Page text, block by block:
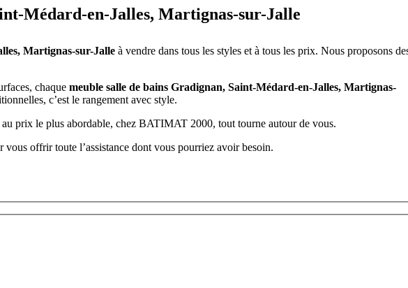
Médard-en-Jalles, Martignas-sur-Jalle
Martignas-sur-Jalle à vendre dans tous les styles et à tous les prix. Nous proposons
chaque meuble salle de bains Gradignan, Saint-Médard-en-Jalles, Martignas-
c’est le rangement avec style.
au prix le plus abordable, chez BATIMAT 2000, tout tourne autour de vous.
offrir toute l’assistance dont vous pourriez avoir besoin.